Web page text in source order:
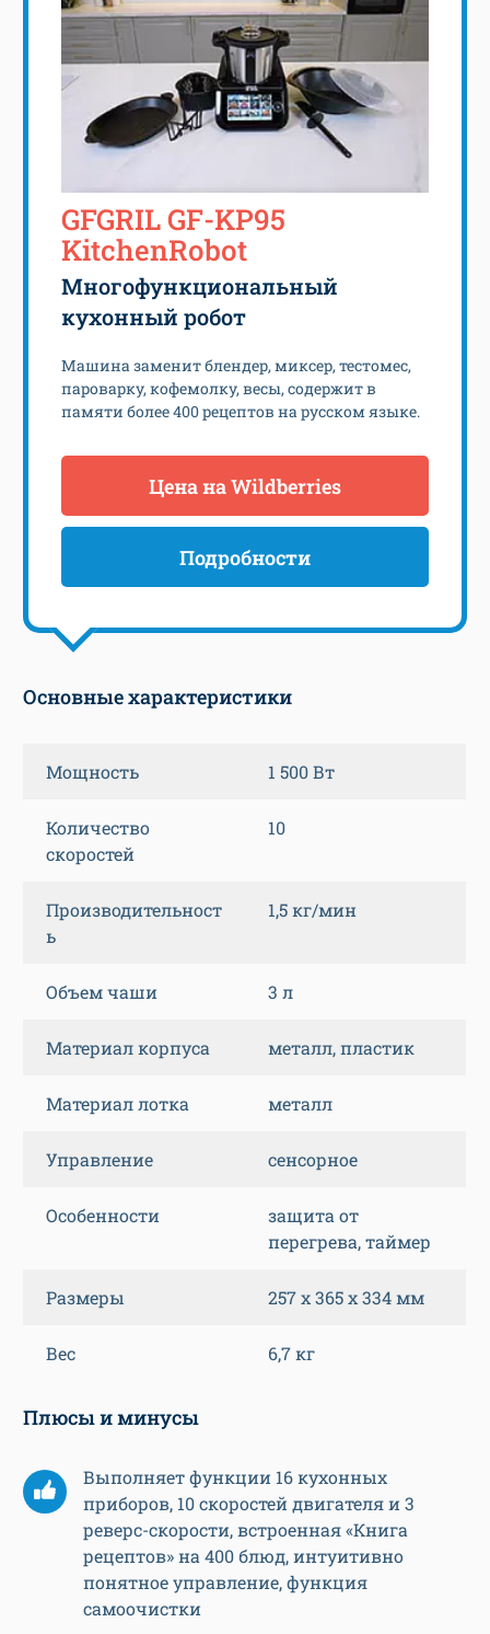
GFGRIL GF-KP95
KitchenRobot
Многофункциональный
кухонный робот
Машина заменит блендер, миксер, тестомес,
пароварку, кофемолку, весы, содержит в
памяти более 400 рецептов на русском языке.
Цена на Wildberries
Подробности
Основные характеристики
Мощность 1 500 Вт
Количество
скоростей
10
Производительност
ь
1,5 кг/мин
Объем чаши 3 л
Материал корпуса металл, пластик
Материал лотка металл
Управление сенсорное
Особенности
защита от
перегрева, таймер
Размеры 257 х 365 х 334 мм
Вес 6,7 кг
Плюсы и минусы
Выполняет функции 16 кухонных
приборов, 10 скоростей двигателя и 3
реверс-скорости, встроенная «Книга
рецептов» на 400 блюд, интуитивно
понятное управление, функция
самоочистки